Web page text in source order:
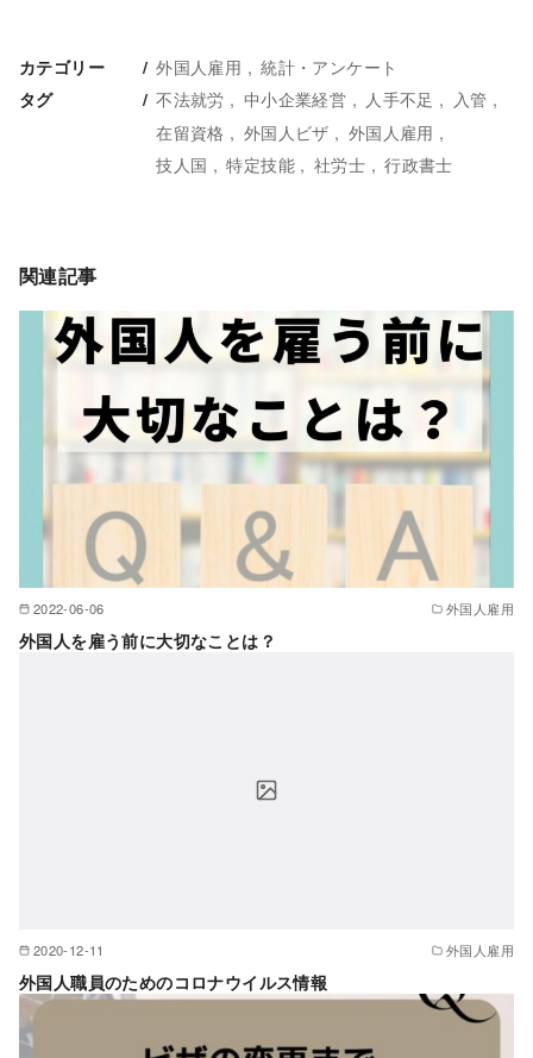
カテゴリー 外国人雇用 統計・アンケート
タグ 不法就労 中小企業経営 人手不足
入管
在留資格
外国人ビザ
外国人雇用
技人国
特定技能 社労士 行政書士
関連記事
2022-06-06 外国人雇用
外国人を雇う前に大切なことは？
2020-12-11 外国人雇用
外国人職員のためのコロナウイルス情報